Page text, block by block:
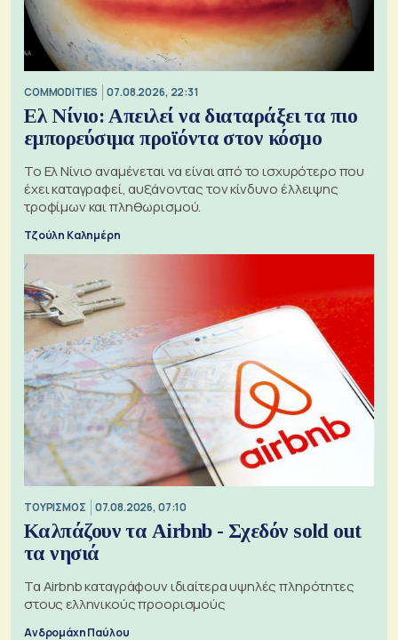
COMMODITIES 07.08.2026, 22:31
Ελ Νίνιο: Απειλεί να διαταράξει τα πιο
εμπορεύσιμα προϊόντα στον κόσμο
Το Ελ Νίνιο αναμένεται να είναι από το ισχυρότερο που
έχει καταγραφεί, αυξάνοντας τον κίνδυνο έλλειψης
τροφίμων και πληθωρισμού.
Τζούλη Καλημέρη
ΤΟΥΡΙΣΜΟΣ 07.08.2026, 07:10
Καλπάζουν τα Airbnb - Σχεδόν sold out
τα νησιά
Τα Airbnb καταγράφουν ιδιαίτερα υψηλές πληρότητες
στους ελληνικούς προορισμούς
Ανδρομάχη Παύλου